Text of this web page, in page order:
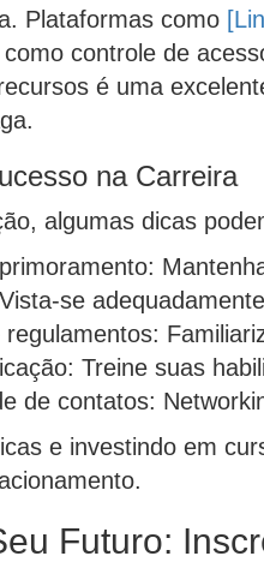
Plataformas como
controle de
é uma
na Carreira
algumas dicas
se
Treine suas
de contatos:
e investindo em
Futuro: